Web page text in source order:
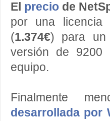
El precio de
por una licencia
(1.374€) para un
versión de 9200
equipo.
Finalmente
desarrollada por